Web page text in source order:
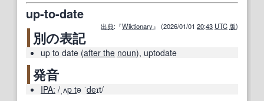
up-to-date
出典:『Wiktionary』 (2026/01/01 20:43 UTC版)
別の表記
up to date (after the noun), uptodate
発音
IPA: /ˌʌp tə ˈdeɪt/